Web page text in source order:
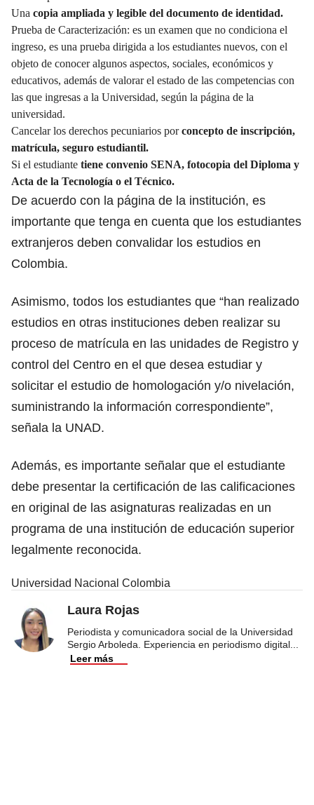
Una copia ampliada y legible del documento de identidad.
Prueba de Caracterización: es un examen que no condiciona el
ingreso, es una prueba dirigida a los estudiantes nuevos, con el
objeto de conocer algunos aspectos, sociales, económicos y
educativos, además de valorar el estado de las competencias con
las que ingresas a la Universidad, según la página de la
universidad.
Cancelar los derechos pecuniarios porconcepto de inscripción,
matrícula, seguro estudiantil.
Si el estudiante tiene convenio SENA, fotocopia del Diploma y
Acta de la Tecnología o el Técnico.
De acuerdo con la página de la institución, es
importante que tenga en cuenta que los estudiantes
extranjeros deben convalidar los estudios en
Colombia.
Asimismo, todos los estudiantes que “han realizado
estudios en otras instituciones deben realizar su
proceso de matrícula en las unidades de Registro y
control del Centro en el que desea estudiar y
solicitar el estudio de homologación y/o nivelación,
suministrando la información correspondiente”,
señala la UNAD.
Además, es importante señalar que el estudiante
debe presentar la certificación de las calificaciones
en original de las asignaturas realizadas en un
programa de una institución de educación superior
legalmente reconocida.
Universidad Nacional Colombia
Laura Rojas
Periodista y comunicadora social de la Universidad
Sergio Arboleda. Experiencia en periodismo digital
Leer más